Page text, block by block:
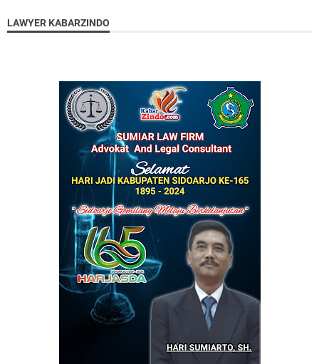
LAWYER KABARZINDO